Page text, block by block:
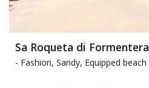
Sa Roqueta di Formentera
- Fashion, Sandy, Equipped beach